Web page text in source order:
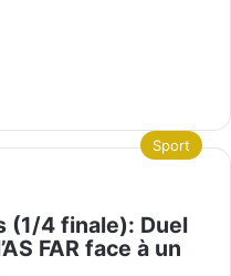
Sport
(1/4 finale): Duel
FAR face à un